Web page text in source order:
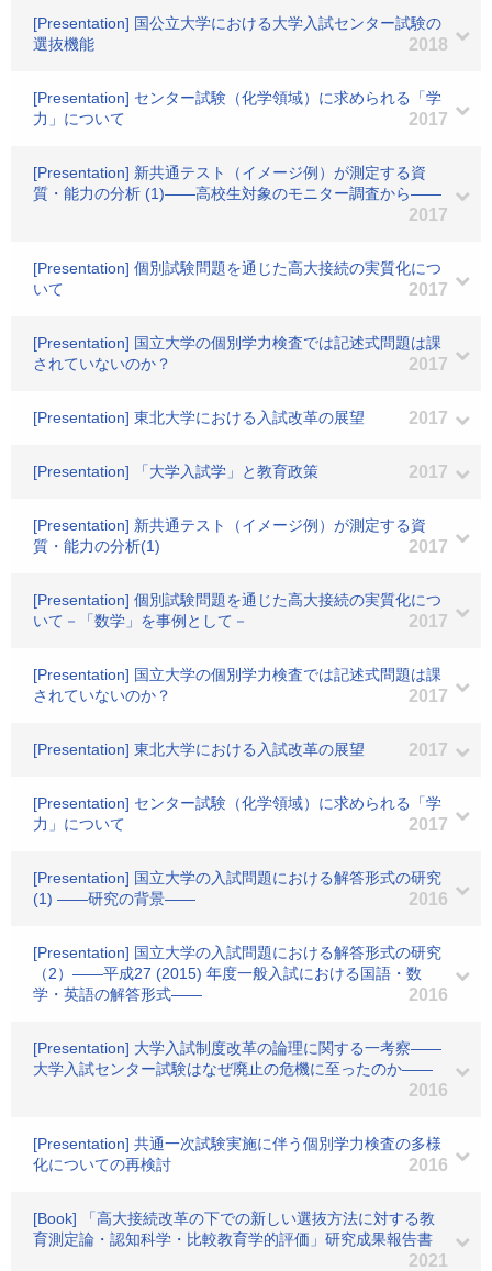
[Presentation] 国公立大学における大学入試センター試験の
選抜機能
2018
[Presentation] センター試験（化学領域）に求められる「学
力」について
2017
[Presentation] 新共通テスト（イメージ例）が測定する資
質・能力の分析 (1)――高校生対象のモニター調査から――
2017
[Presentation] 個別試験問題を通じた高大接続の実質化につ
いて
2017
[Presentation] 国立大学の個別学力検査では記述式問題は課
されていないのか？
2017
[Presentation] 東北大学における入試改革の展望 2017
[Presentation] 「大学入試学」と教育政策 2017
[Presentation] 新共通テスト（イメージ例）が測定する資
質・能力の分析(1)
2017
[Presentation] 個別試験問題を通じた高大接続の実質化につ
いて－「数学」を事例として－
2017
[Presentation] 国立大学の個別学力検査では記述式問題は課
されていないのか？
2017
[Presentation] 東北大学における入試改革の展望 2017
[Presentation] センター試験（化学領域）に求められる「学
力」について
2017
[Presentation] 国立大学の入試問題における解答形式の研究
(1) ――研究の背景――
2016
[Presentation] 国立大学の入試問題における解答形式の研究
（2）――平成27 (2015) 年度一般入試における国語・数
学・英語の解答形式――
2016
[Presentation] 大学入試制度改革の論理に関する一考察――
大学入試センター試験はなぜ廃止の危機に至ったのか――
2016
[Presentation] 共通一次試験実施に伴う個別学力検査の多様
化についての再検討
2016
[Book] 「高大接続改革の下での新しい選抜方法に対する教
育測定論・認知科学・比較教育学的評価」研究成果報告書
2021